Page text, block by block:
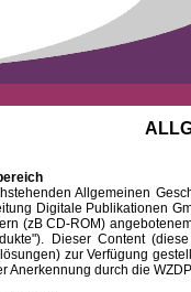
Allgemeinen
Digitale Publikationen
(zB CD-ROM)
Dieser Content
zur Verfügung
Anerkennung durch die